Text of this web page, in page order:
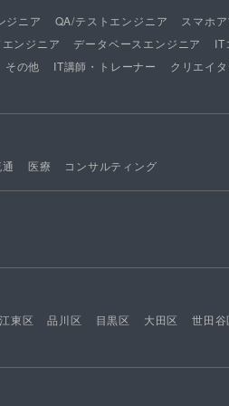
ジニア QA/テストエンジニア スマホ
ンジニア
データベースエンジニア IT
その他
IT講師・トレーナー クリエイ
医療 コンサルティング
江東区 品川区 目黒区 大田区 世田谷